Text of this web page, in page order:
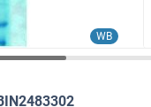
WB